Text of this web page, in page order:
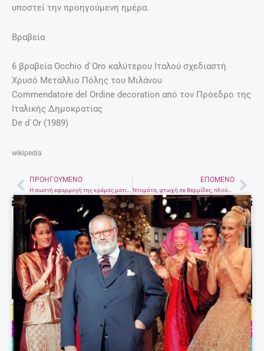
υποστεί την προηγούμενη ημέρα.
Βραβεία
6 βραβεία Occhio d´Oro καλύτερου Ιταλού σχεδιαστή
Χρυσό Μετάλλιο Πόλης του Μιλάνου
Commendatore del Ordine decoration από τον Πρόεδρο της
Ιταλικής Δημοκρατίας
De d´Or (1989)
wikipedia
PrevΠΡΟΗΓΟΎΜΕΝΟ ΕΠΌΜΕΝΟ
Ντομάτα, φτωχή σε θερμίδες, πλούσια σε γεύση και θρεπτική αξία